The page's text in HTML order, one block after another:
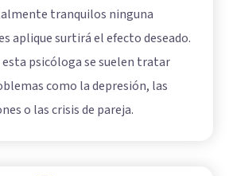
tranquilos ninguna
aplique surtirá el efecto deseado.
esta psicóloga se suelen tratar
como la depresión, las
o las crisis de pareja.